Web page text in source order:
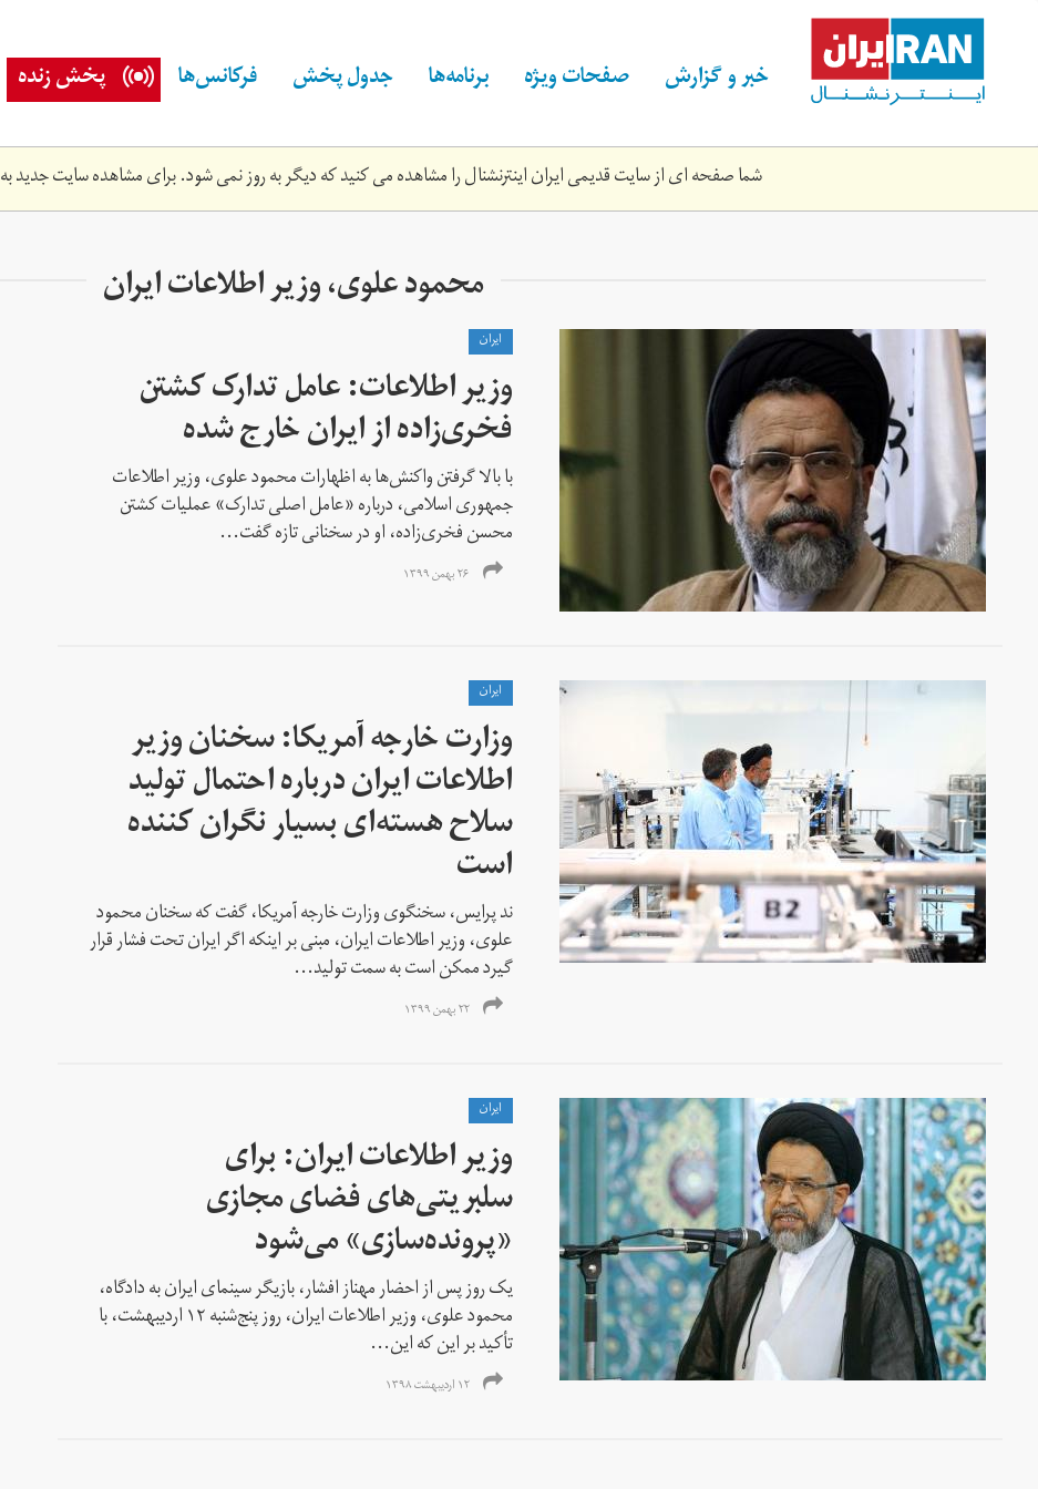
content خبر و گزارش صفحات ویژه برنامه‌ها جدول پخش فرکانس‌ها پخش زنده
شما صفحه ای از سایت قدیمی ایران اینترنشنال را مشاهده می کنید که دیگر به روز نمی شود. برای مشاهده سایت جدید به
محمود علوی، وزیر اطلاعات ایران
ايران
وزیر اطلاعات: عامل تدارک کشتن
فخری‌زاده از ایران خارج شده
با بالا گرفتن واکنش‌ها به اظهارات محمود علوی، وزیر اطلاعات
جمهوری اسلامی، درباره «عامل اصلی تدارک» عملیات کشتن
محسن فخری‌زاده، او در سخنانی تازه گفت...
۲۶ بهمن ۱۳۹۹
ايران
وزارت خارجه آمریکا: سخنان وزیر
اطلاعات ایران درباره احتمال تولید
سلاح هسته‌ای بسیار نگران کننده
است
ند پرایس، سخنگوی وزارت خارجه آمریکا، گفت که سخنان محمود
علوی، وزیر اطلاعات ایران، مبنی بر اینکه اگر ایران تحت فشار قرار
گیرد ممکن است به سمت تولید...
۲۲ بهمن ۱۳۹۹
ايران
وزیر اطلاعات ایران: برای
سلبریتی‌های فضای مجازی
«پرونده‌سازی» می‌شود
یک روز پس از احضار مهناز افشار، بازیگر سینمای ایران به دادگاه،
محمود علوی، وزیر اطلاعات ایران، روز پنج‌شنبه ۱۲ اردیبهشت، با
تأکید بر این که این...
۱۲ اردیبهشت ۱۳۹۸